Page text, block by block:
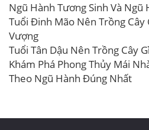
Ngũ Hành Tương Sinh Và Ngũ
Tuổi Đinh Mão Nên Trồng Cây
Vượng
Tuổi Tân Dậu Nên Trồng Cây
Khám Phá Phong Thủy Mái
Theo Ngũ Hành Đúng Nhất